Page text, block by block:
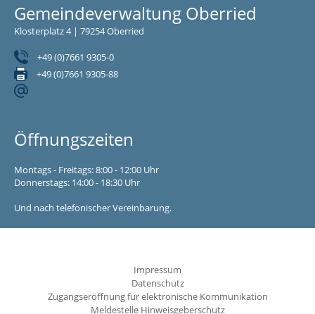
Gemeindeverwaltung Oberried
Klosterplatz 4 | 79254 Oberried
+49 (0)7661 9305-0
+49 (0)7661 9305-88
Öffnungszeiten
Montags - Freitags: 8:00 - 12:00 Uhr
Donnerstags: 14:00 - 18:30 Uhr
Und nach telefonischer Vereinbarung.
Impressum
Datenschutz
Zugangseröffnung für elektronische Kommunikation
Meldestelle Hinweisgeberschutz